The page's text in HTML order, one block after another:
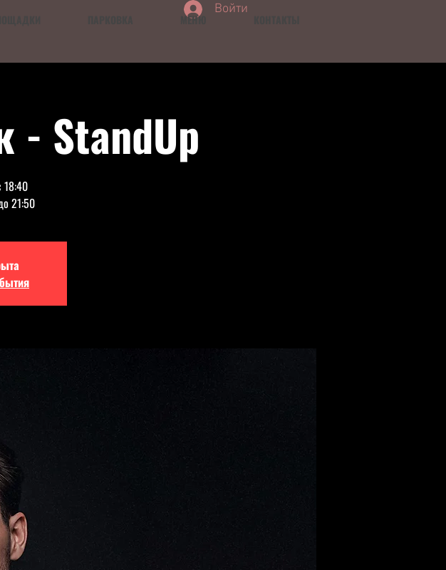
МЕНЮ
Войти
- StandUp
18:40
21:50